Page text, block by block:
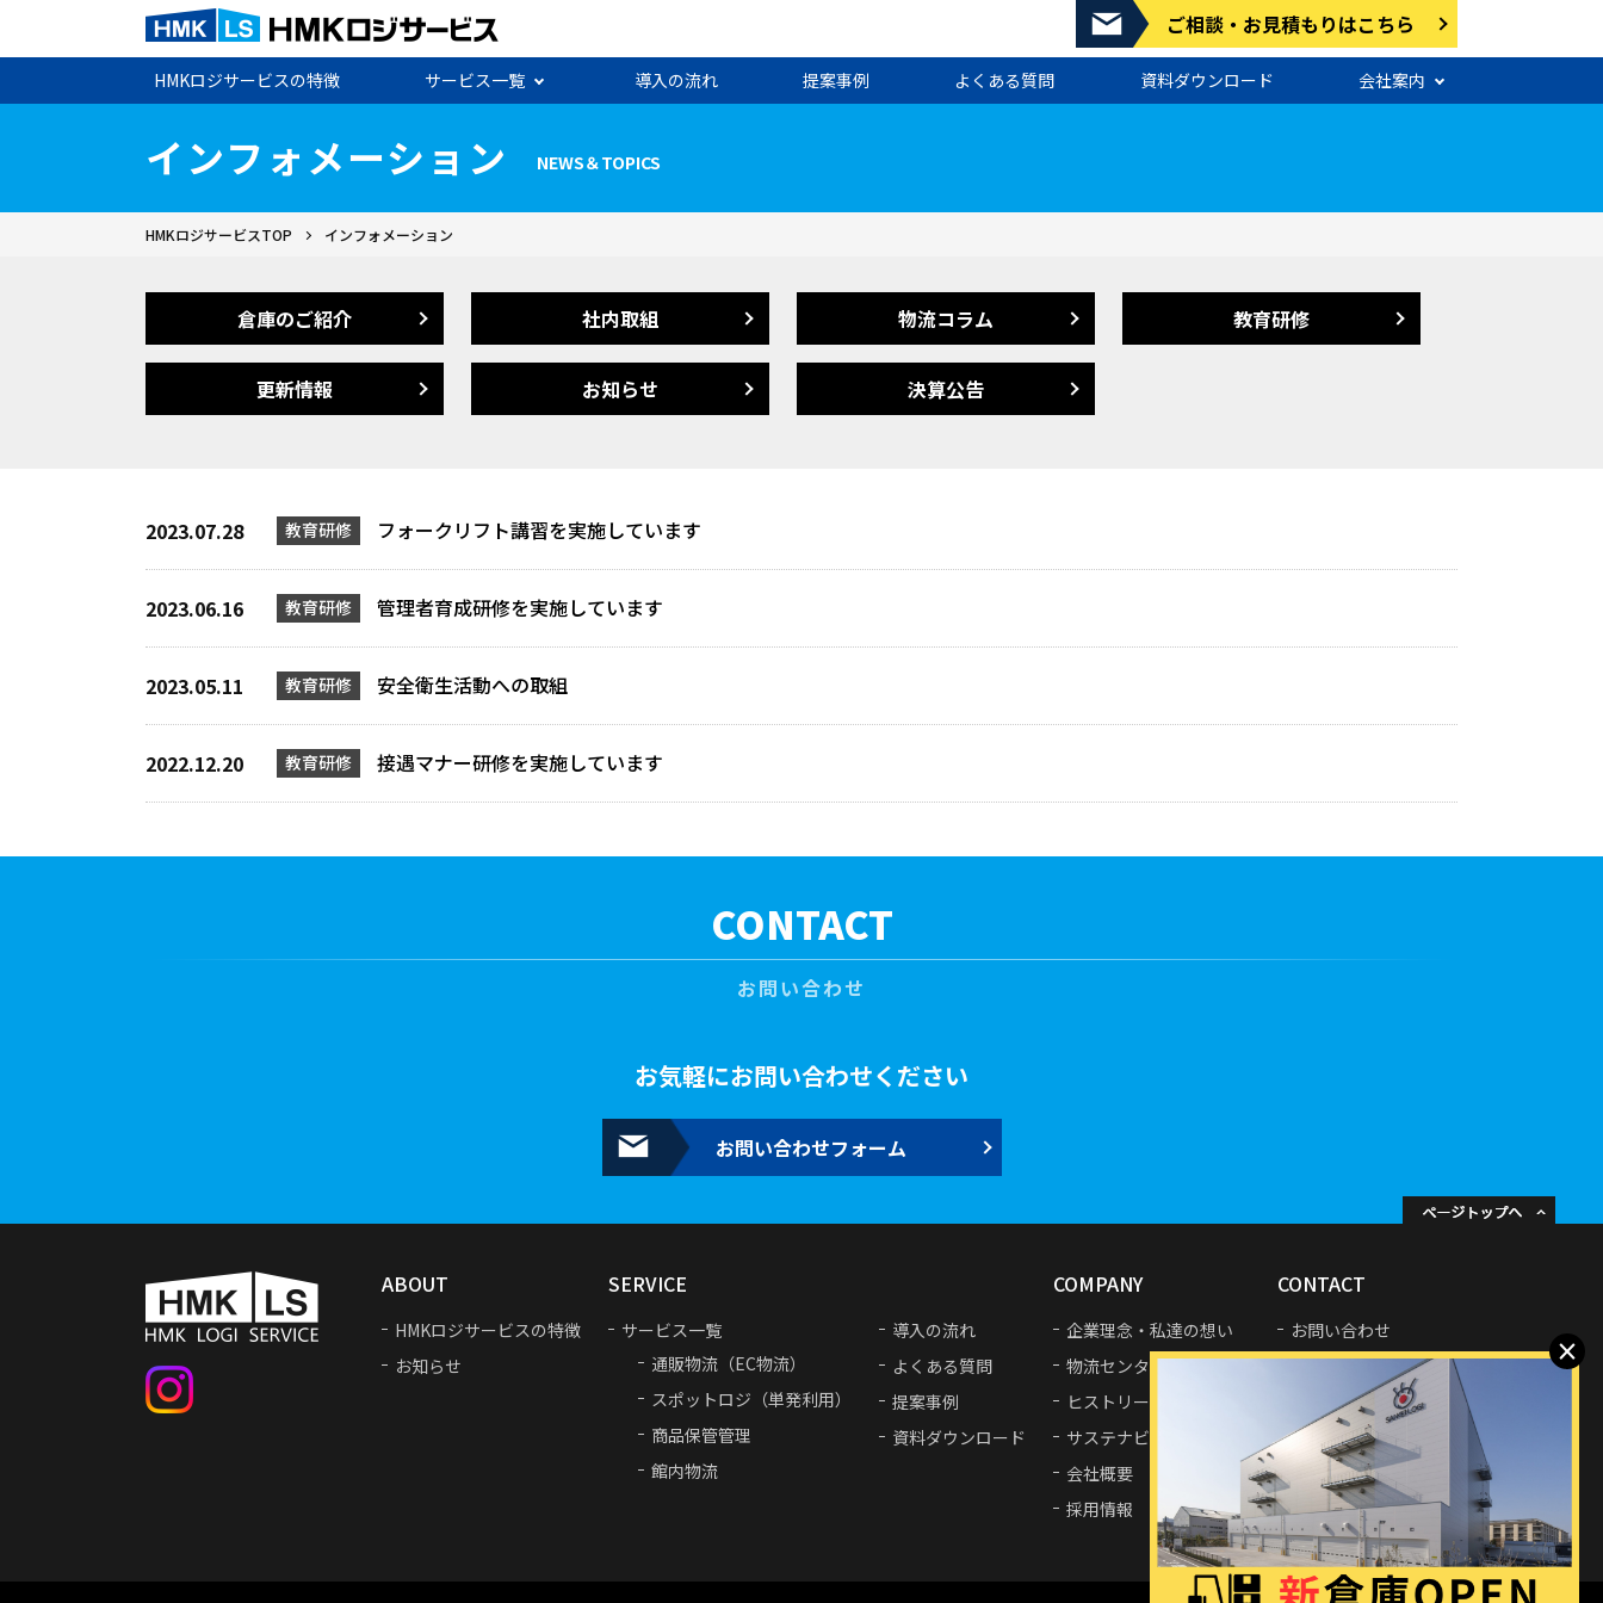
ご相談・お見積もりはこちら
HMKロジサービスの特徴 サービス一覧 導入の流れ 提案事例 よくある質問 資料ダウンロード 会社案内
×
インフォメーション NEWS＆TOPICS
HMKロジサービスTOP インフォメーション
倉庫のご紹介 社内取組 物流コラム 教育研修
更新情報 お知らせ 決算公告
2023.07.28 教育研修 フォークリフト講習を実施しています
2023.06.16 教育研修 管理者育成研修を実施しています
2023.05.11 教育研修 安全衛生活動への取組
2022.12.20 教育研修 接遇マナー研修を実施しています
CONTACT
お問い合わせ
お気軽にお問い合わせください
お問い合わせフォーム
ABOUT
HMKロジサービスの特徴
お知らせ
SERVICE
サービス一覧
通販物流（EC物流）
スポットロジ（単発利用）
商品保管管理
館内物流
導入の流れ
よくある質問
提案事例
資料ダウンロード
COMPANY
企業理念・私達の想い
物流センター・拠点紹介
ヒストリー
サステナビリティ
会社概要
採用情報
CONTACT
お問い合わせ
プライバシーポリシー